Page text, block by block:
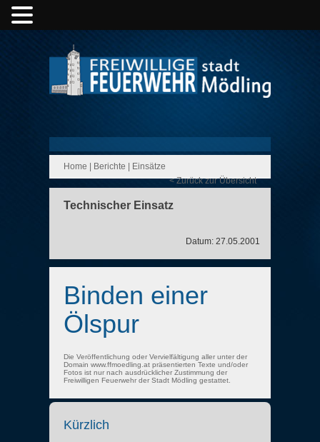
Home Berichte
Einsätze
< Zurück zur Übersicht
Technischer Einsatz
Datum: 27.05.2001
Binden einer
Ölspur
Die Veröffentlichung oder Vervielfältigung aller unter der
Domain www.ffmoedling.at präsentierten Texte und/oder
Fotos ist nur nach ausdrücklicher Zustimmung der
Freiwilligen Feuerwehr der Stadt Mödling gestattet.
Kürzlich